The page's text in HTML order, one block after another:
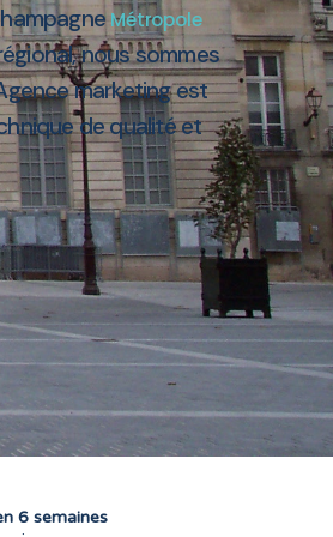
Métropole
nous sommes
marketing est
de qualité et
6 semaines